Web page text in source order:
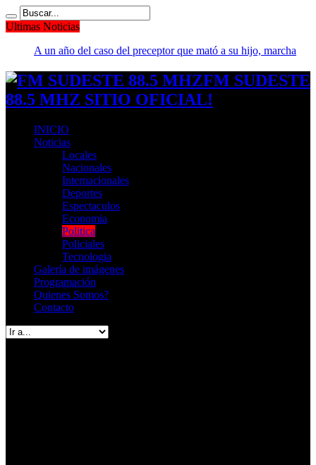
Ultimas Noticias
A un año del caso del preceptor que mató a su hijo, marchan
FM SUDESTE
88.5 MHZ SITIO OFICIAL!
INICIO
Noticias
Locales
Nacionales
Internacionales
Deportes
Espectaculos
Economia
Politica
Policiales
Tecnologia
Galería de imágenes
Programación
Quienes Somos?